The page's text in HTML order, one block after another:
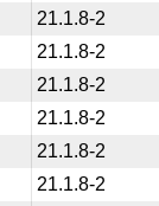
21.1.8-2
21.1.8-2
21.1.8-2
21.1.8-2
21.1.8-2
21.1.8-2